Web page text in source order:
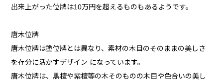
出来上がった位牌は10万円を超えるものもあるようです。
唐木位牌
唐木位牌は塗位牌とは異なり、素材の木目のそのままの美しさ
を存分に活かすデザイン になっています。
唐木位牌は、黒檀や紫檀等の木そのものの木目や色合いの美し